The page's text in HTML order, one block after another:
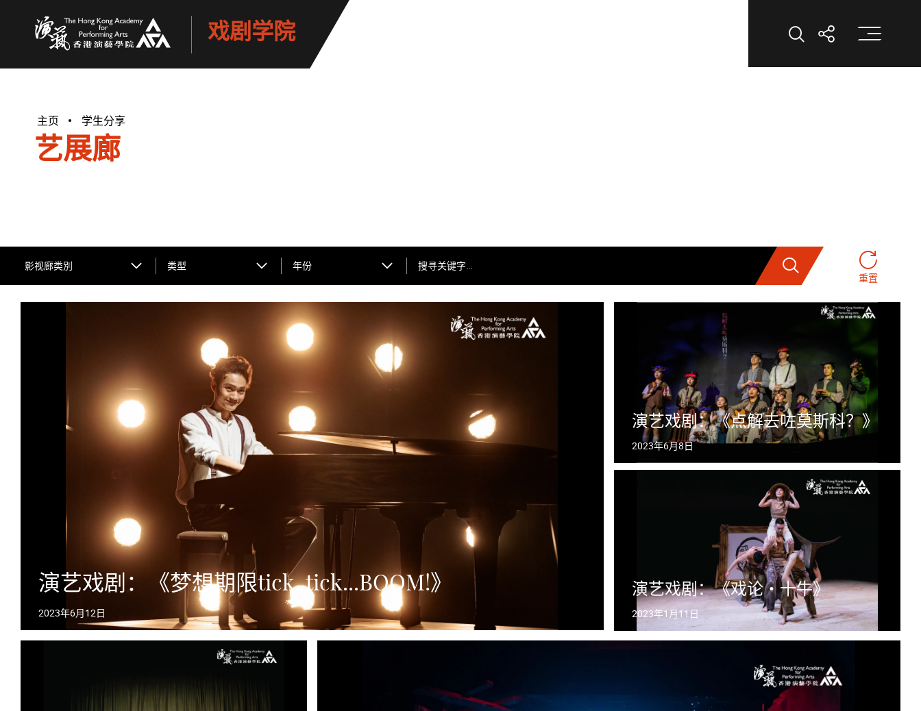
戏剧学院 打开搜索打开分享打
主页 学生分享
艺展廊
影视廊类別 类型 年份
搜寻关键字… 搜索
重置
演艺戏剧：《梦想期限tick, tick...BOOM!》
2023年6月12日
演艺戏剧：《点解去咗莫斯科？》
2023年6月8日
演艺戏剧：《戏论・十牛》
2023年1月11日